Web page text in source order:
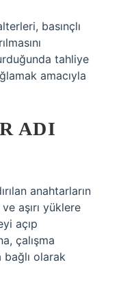
basınçlı
tahliye
amacıyla
ADI
anahtarların
aşırı yüklere
açıp
çalışma
bağlı olarak